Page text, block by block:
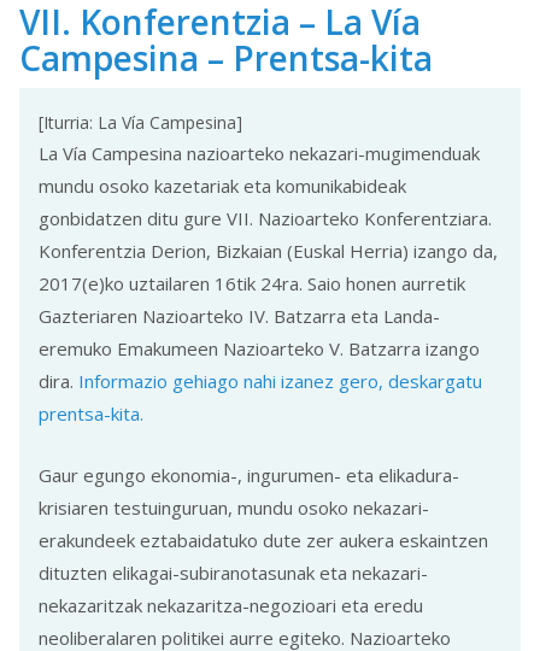
VII. Konferentzia – La Vía
Campesina – Prentsa-kita
[Iturria: La Vía Campesina]
La Vía Campesina nazioarteko nekazari-mugimenduak
mundu osoko kazetariak eta komunikabideak
gonbidatzen ditu gure VII. Nazioarteko Konferentziara.
Konferentzia Derion, Bizkaian (Euskal Herria) izango da,
2017(e)ko uztailaren 16tik 24ra. Saio honen aurretik
Gazteriaren Nazioarteko IV. Batzarra eta Landa-
eremuko Emakumeen Nazioarteko V. Batzarra izango
dira. Informazio gehiago nahi izanez gero, deskargatu
prentsa-kita.
Gaur egungo ekonomia-, ingurumen- eta elikadura-
krisiaren testuinguruan, mundu osoko nekazari-
erakundeek eztabaidatuko dute zer aukera eskaintzen
dituzten elikagai-subiranotasunak eta nekazari-
nekazaritzak nekazaritza-negozioari eta eredu
neoliberalaren politikei aurre egiteko. Nazioarteko